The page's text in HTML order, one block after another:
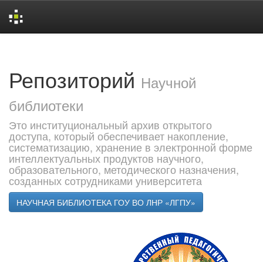
Репозиторий Научной
библиотеки
Это институциональный архив открытого
доступа, который обеспечивает накопление,
систематизацию, хранение в электронной форме
интеллектуальных продуктов научного,
образовательного, методического назначения,
созданных сотрудниками университета
НАУЧНАЯ БИБЛИОТЕКА ГОУ ВО ЛНР «ЛГПУ»